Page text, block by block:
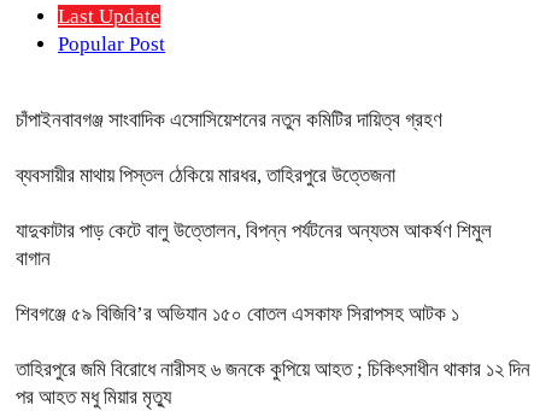
Last Update
Popular Post
চাঁপাইনবাবগঞ্জ সাংবাদিক এসোসিয়েশনের নতুন কমিটির দায়িত্ব গ্রহণ
ব্যবসায়ীর মাথায় পিস্তল ঠেকিয়ে মারধর, তাহিরপুরে উত্তেজনা
যাদুকাটার পাড় কেটে বালু উত্তোলন, বিপন্ন পর্যটনের অন্যতম আকর্ষণ শিমুল
বাগান
শিবগঞ্জে ৫৯ বিজিবি’র অভিযান ১৫০ বোতল এসকাফ সিরাপসহ আটক ১
তাহিরপুরে জমি বিরোধে নারীসহ ৬ জনকে কুপিয়ে আহত ; চিকিৎসাধীন থাকার ১২ দিন
পর আহত মধু মিয়ার মৃত্যু